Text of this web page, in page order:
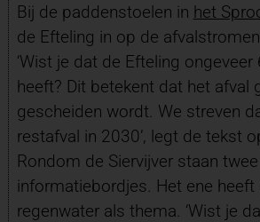
Bij de paddenstoelen in het
de Efteling in op de
‘Wist je dat de Efteling
heeft? Dit betekent dat het afval
gescheiden wordt. We streven
restafval in 2030’, legt de tekst
Rondom de Siervijver staan twee
informatiebordjes. Het ene heeft
regenwater als thema. ‘Wist je